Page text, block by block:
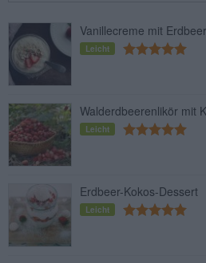
Vanillecreme mit
Leicht
Walderdbeerenlikör mit
Leicht
Erdbeer-Kokos-Dessert
Leicht